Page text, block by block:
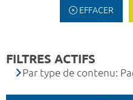
EFFACER
FILTRES ACTIFS
Par type de contenu: